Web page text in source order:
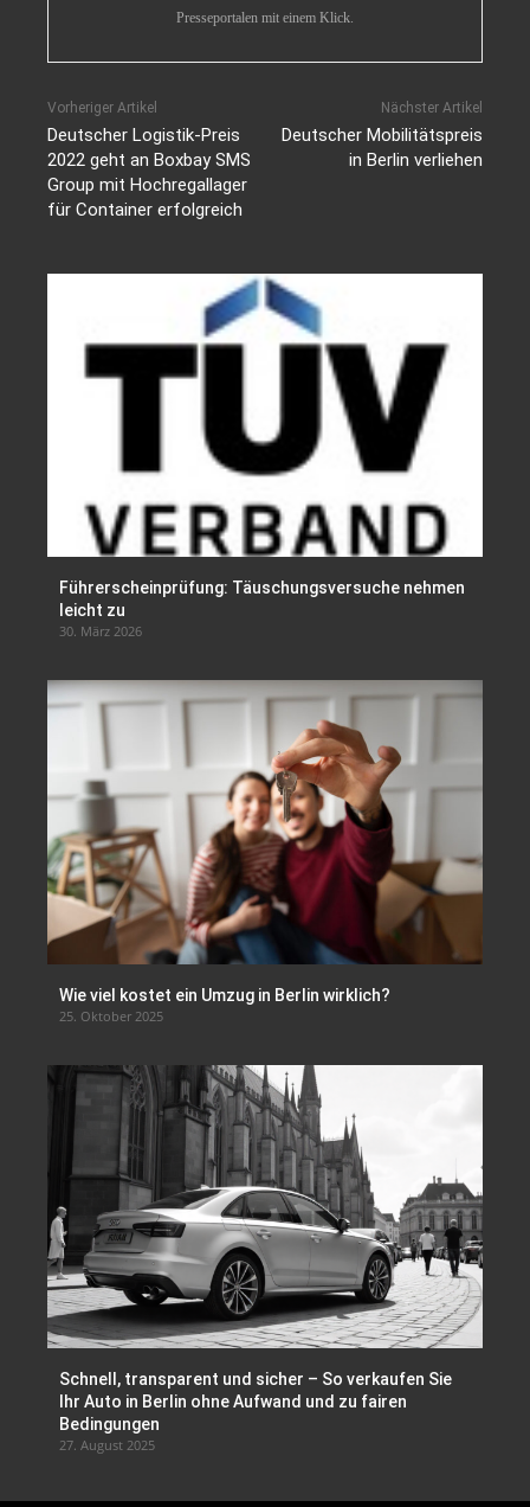
Presseportalen mit einem Klick.
Vorheriger Artikel
Deutscher Logistik-Preis
2022 geht an Boxbay SMS
Group mit Hochregallager
für Container erfolgreich
Nächster Artikel
Deutscher Mobilitätspreis
in Berlin verliehen
Führerscheinprüfung: Täuschungsversuche nehmen
leicht zu
30. März 2026
Wie viel kostet ein Umzug in Berlin wirklich?
25. Oktober 2025
Schnell, transparent und sicher – So verkaufen Sie
Ihr Auto in Berlin ohne Aufwand und zu fairen
Bedingungen
27. August 2025